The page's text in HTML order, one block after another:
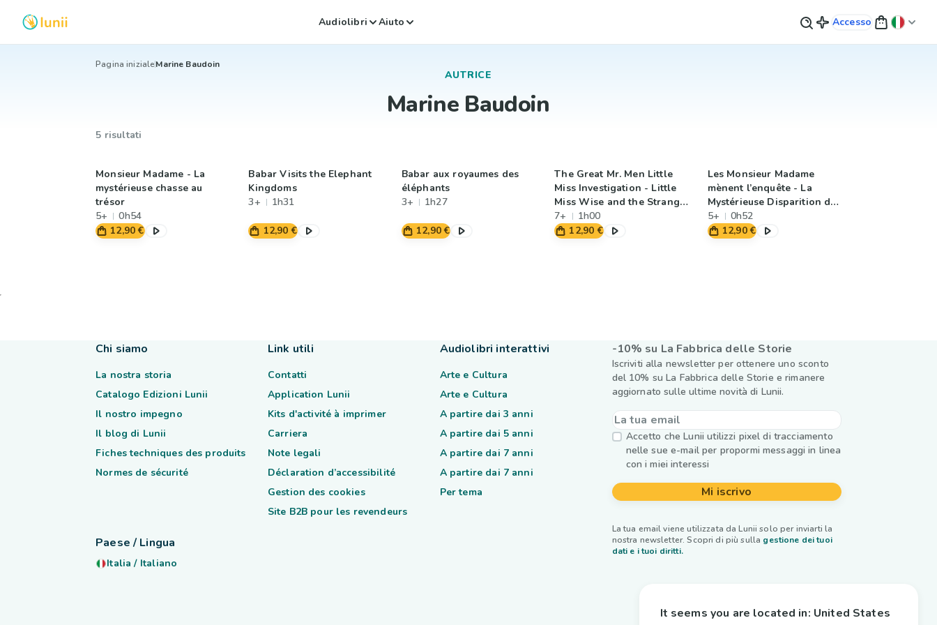
Audiolibri Aiuto Accesso
Pagina inizialeMarine Baudoin
AUTRICE
Marine Baudoin
5 risultati
Monsieur Madame - La
mystérieuse chasse au
trésor
5+
0h54
12,90 €
Babar Visits the Elephant
Kingdoms
3+
1h31
12,90 €
Babar aux royaumes des
éléphants
3+
1h27
12,90 €
The Great Mr. Men Little
Miss Investigation - Little
Miss Wise and the Strange
Case of the Disappearing
Hat
7+
1h00
12,90 €
Les Monsieur Madame
mènent l’enquête - La
Mystérieuse Disparition du
chapeau de Madame
Beauté
5+
0h52
12,90 €
-10% su La Fabbrica delle Storie
Iscriviti alla newsletter per ottenere uno sconto
del 10% su La Fabbrica delle Storie e rimanere
aggiornato sulle ultime novità di Lunii.
Accetto che Lunii utilizzi pixel di tracciamento
nelle sue e-mail per propormi messaggi in linea
con i miei interessi
Mi iscrivo
La tua email viene utilizzata da Lunii solo per inviarti la
nostra newsletter. Scopri di più sulla gestione dei tuoi
dati e i tuoi diritti.
Chi siamo
La nostra storia
Catalogo Edizioni Lunii
Il nostro impegno
Il blog di Lunii
Fiches techniques des produits
Normes de sécurité
Link utili
Contatti
Application Lunii
Kits d'activité à imprimer
Carriera
Note legali
Déclaration d’accessibilité
Gestion des cookies
Site B2B pour les revendeurs
Audiolibri interattivi
Arte e Cultura
Arte e Cultura
A partire dai 3 anni
A partire dai 5 anni
A partire dai 7 anni
A partire dai 7 anni
Per tema
Paese / Lingua
Italia / Italiano
It seems you are located in: United States